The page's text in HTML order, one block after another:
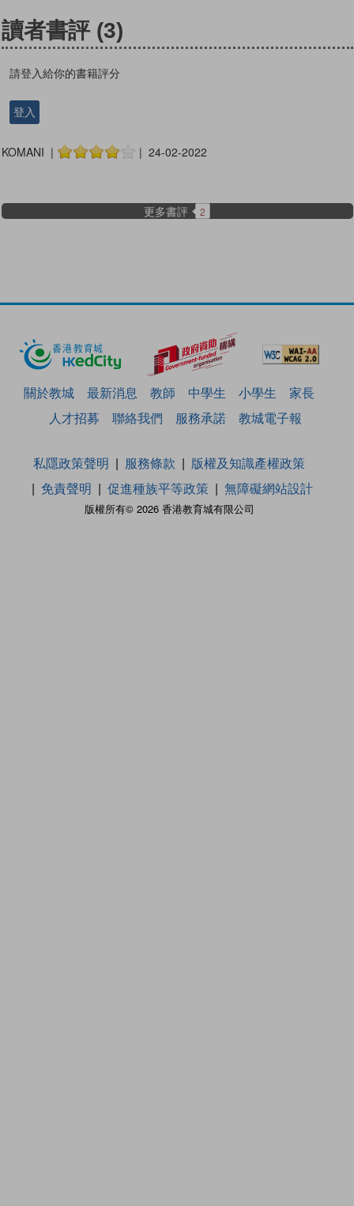
讀者書評 (3)
請登入給你的書籍評分
登入
KOMANI | | 24-02-2022
更多書評 2
關於教城 最新消息 教師 中學生 小學生
家長
人才招募
聯絡我們 服務承諾 教城電子報
版權所有© 2026 香港教育城有限公司
私隱政策聲明 服務條款
版權及知識產權政策
免責聲明
促進種族平等政策 無障礙網站設計